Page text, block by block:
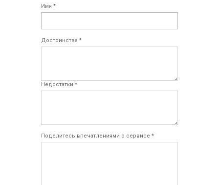
Имя *
Достоинства *
Недостатки *
Поделитесь впечатлениями о сервисе *